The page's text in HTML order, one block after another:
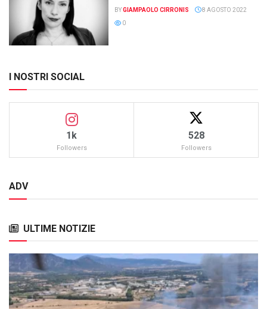
BYGIAMPAOLO CIRRONIS
8 AGOSTO 2022
0
I NOSTRI SOCIAL
1k
Followers
528
Followers
ADV
ULTIME NOTIZIE